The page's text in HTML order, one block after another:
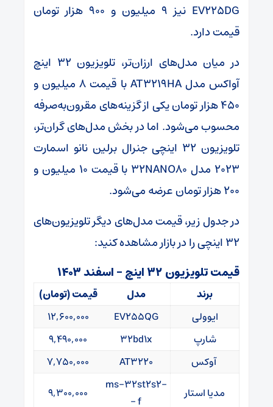
EV۲۲۵DG نیز ۹ میلیون و ۹۰۰ هزار تومان
قیمت دارد.
در میان مدل‌های ارزان‌تر، تلویزیون ۳۲ اینچ
آواکس مدل AT۳۲۱۹HA با قیمت ۸ میلیون و
۴۵۰ هزار تومان یکی از گزینه‌های مقرون‌به‌صرفه
محسوب می‌شود. اما در بخش مدل‌های گران‌تر،
تلویزیون ۳۲ اینچی جنرال برلین نانو اسمارت
۲۰۲۳ مدل ۳۲NANO۸۰ با قیمت ۱۰ میلیون و
۲۰۰ هزار تومان عرضه می‌شود.
در جدول زیر، قیمت مدل‌های دیگر تلویزیون‌های
۳۲ اینچی را در بازار مشاهده کنید:
قیمت تلویزیون ۳۲ اینچ – اسفند ۱۴۰۳
برند مدل
قیمت (تومان)
ایوولی
EV۲۵۵QG
۱۲,۶۰۰,۰۰۰
شارپ
۳۲bd۱x
۹,۴۹۰,۰۰۰
آوکس
AT۳۲۲۰
۷,۷۵۰,۰۰۰
مدیا استار
ms-۳۲st۲s۲-
f –
۹,۳۰۰,۰۰۰